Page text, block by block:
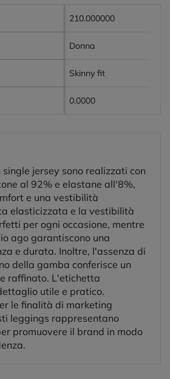
210.000000
Donna
Skinny fit
0.0000
jersey sono realizzati con
al 92% e elastane all'8%,
e una vestibilità
elasticizzata e la vestibilità
per ogni occasione, mentre
ago garantiscono una
e durata. Inoltre, l'assenza di
della gamba conferisce un
raffinato. L'etichetta
utile e pratico.
le finalità di marketing
leggings rappresentano
promuovere il brand in modo